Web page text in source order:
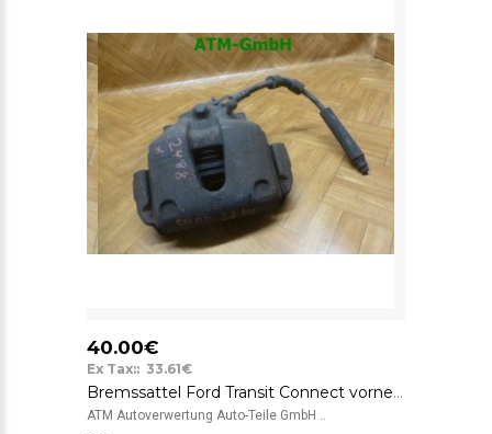
40.00€
Ex Tax:: 33.61€
Bremssattel Ford Transit Connect vorne links Fahrerseite ATE 22
ATM Autoverwertung Auto-Teile GmbH ..